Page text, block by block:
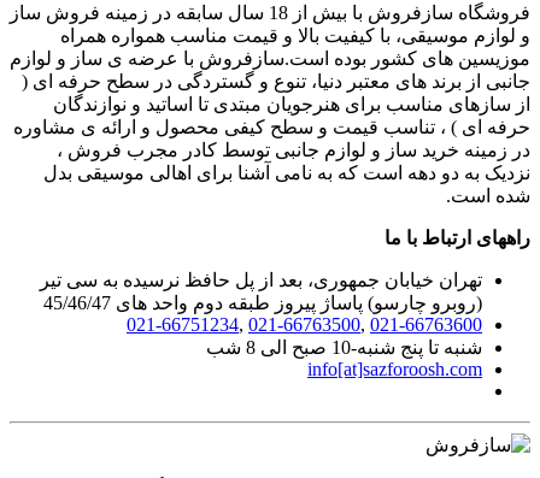
فروشگاه سازفروش با بیش از 18 سال سابقه در زمینه فروش ساز
و لوازم موسیقی، با کیفیت بالا و قیمت مناسب همواره همراه
موزیسین های کشور بوده است.سازفروش با عرضه ی ساز و لوازم
جانبی از برند های معتبر دنیا، تنوع و گستردگی در سطح حرفه ای (
از سازهای مناسب برای هنرجویان مبتدی تا اساتید و نوازندگان
حرفه ای ) ، تناسب قیمت و سطح کیفی محصول و ارائه ی مشاوره
در زمینه خرید ساز و لوازم جانبی توسط کادر مجرب فروش ،
نزدیک به دو دهه است که به نامی آشنا برای اهالی موسیقی بدل
شده است.
راههای ارتباط با ما
تهران خیابان جمهوری، بعد از پل حافظ نرسیده به سی تیر
(روبرو چارسو) پاساژ پیروز طبقه دوم واحد های 45/46/47
021-66763600
,
021-66763500
,
021-66751234
شنبه تا پنج شنبه-10 صبح الی 8 شب
info[at]sazforoosh.com